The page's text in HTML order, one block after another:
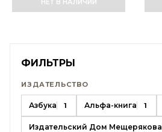
ФИЛЬТРЫ
ИЗДАТЕЛЬСТВО
Азбука 1 Альфа-книга 1
Издательский Дом Мещерякова
НЕТ В НАЛИЧИИ